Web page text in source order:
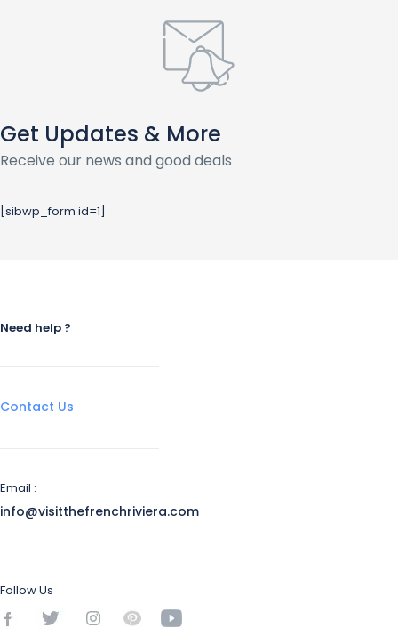
Get Updates & More
Receive our news and good deals
[sibwp_form id=1]
Need help ?
Contact Us
Email :
info@visitthefrenchriviera.com
Follow Us